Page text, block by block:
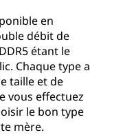
en
débit de
étant le
Chaque type a
taille et de
vous effectuez
le bon type
mère.